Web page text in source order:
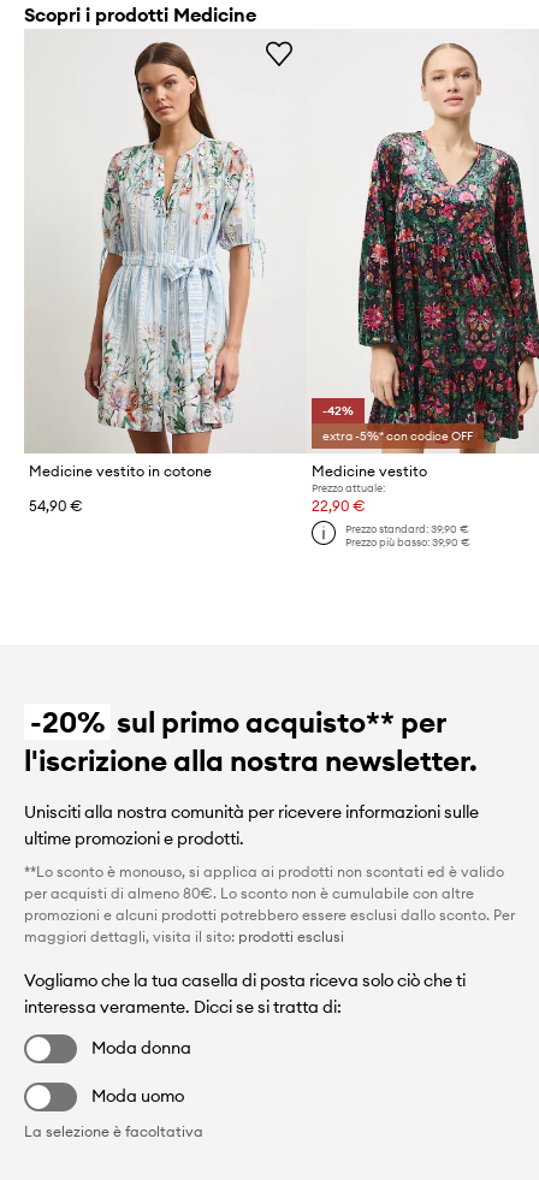
Scopri i prodotti Medicine
Medicine vestito in cotone
54,90 €
-42%
extra -5%* con codice OFF
Medicine vestito
Prezzo attuale:
22,90 €
Prezzo standard: 39,90 €
Prezzo più basso: 39,90 €
-20% sul primo acquisto** per
l'iscrizione alla nostra newsletter.
Unisciti alla nostra comunità per ricevere informazioni sulle
ultime promozioni e prodotti.
**Lo sconto è monouso, si applica ai prodotti non scontati ed è valido
per acquisti di almeno 80€. Lo sconto non è cumulabile con altre
promozioni e alcuni prodotti potrebbero essere esclusi dallo sconto. Per
maggiori dettagli, visita il sito: prodotti esclusi
Vogliamo che la tua casella di posta riceva solo ciò che ti
interessa veramente. Dicci se si tratta di:
Moda donna
Moda uomo
La selezione è facoltativa